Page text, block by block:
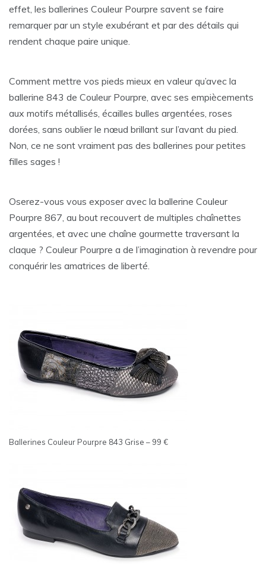
effet, les ballerines Couleur Pourpre savent se faire
remarquer par un style exubérant et par des détails qui
rendent chaque paire unique.
Comment mettre vos pieds mieux en valeur qu’avec la
ballerine 843 de Couleur Pourpre, avec ses empiècements
aux motifs métallisés, écailles bulles argentées, roses
dorées, sans oublier le nœud brillant sur l’avant du pied.
Non, ce ne sont vraiment pas des ballerines pour petites
filles sages !
Oserez-vous vous exposer avec la ballerine Couleur
Pourpre 867, au bout recouvert de multiples chaînettes
argentées, et avec une chaîne gourmette traversant la
claque ? Couleur Pourpre a de l’imagination à revendre pour
conquérir les amatrices de liberté.
Ballerines Couleur Pourpre 843 Grise – 99 €